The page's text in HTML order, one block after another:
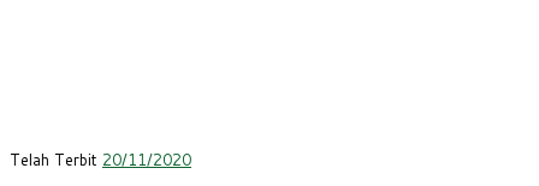
Telah Terbit 20/11/2020